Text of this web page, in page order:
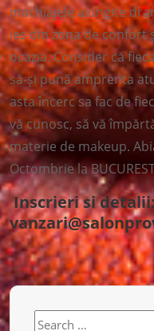
machiajele alungite
ies din zona de confort
ocazia. Consider că
să-și pună amprenta
asta încerc sa fac de
vă cunosc, să vă
materie de makeup.
Octombrie la
Inscrieri si detalii:
Search